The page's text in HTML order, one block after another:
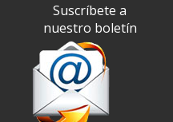
Suscríbete a
nuestro boletín